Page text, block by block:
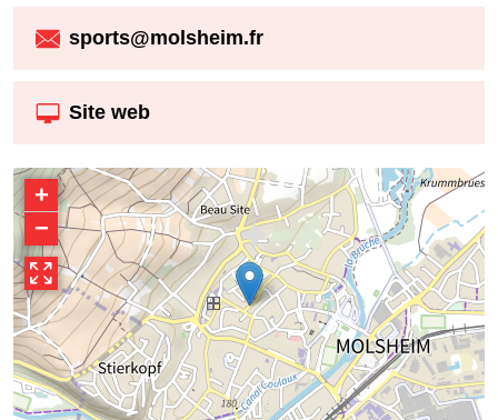
sports@molsheim.fr
Site web
+
−